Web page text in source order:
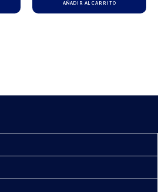
AÑADIR AL CARRITO